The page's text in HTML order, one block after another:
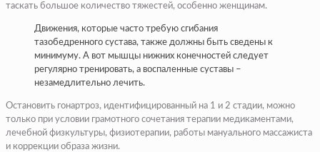
таскать большое количество тяжестей, особенно женщинам.
Движения, которые часто требую сгибания
тазобедренного сустава, также должны быть сведены к
минимуму. А вот мышцы нижних конечностей следует
регулярно тренировать, а воспаленные суставы –
незамедлительно лечить.
Остановить гонартроз, идентифицированный на 1 и 2 стадии, можно
только при условии грамотного сочетания терапии медикаментами,
лечебной физкультуры, физиотерапии, работы мануального массажиста
и коррекции образа жизни.